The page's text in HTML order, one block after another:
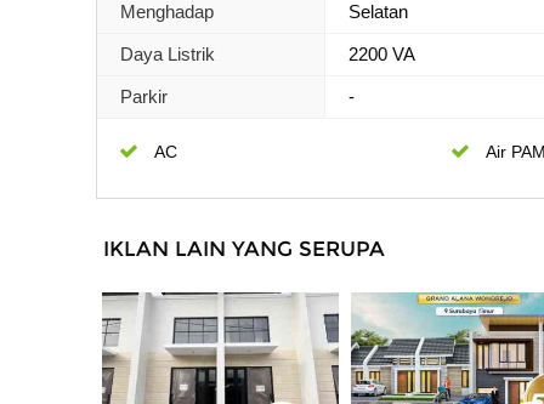
Menghadap Selatan
Daya Listrik 2200 VA
Parkir -
AC Air
IKLAN LAIN YANG SERUPA